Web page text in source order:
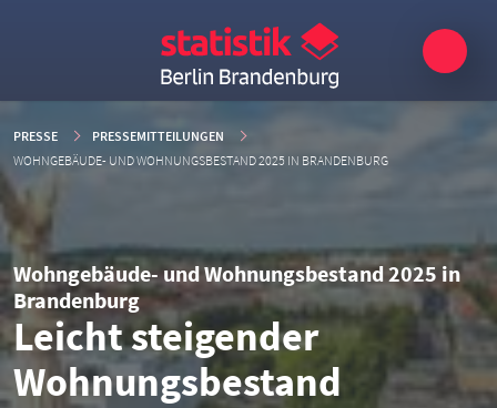
PRESSE
PRESSEMITTEILUNGEN
WOHNGEBÄUDE- UND WOHNUNGSBESTAND 2025 IN BRANDENBURG
Wohngebäude- und Wohnungsbestand 2025 in
Brandenburg
Leicht steigender
Wohnungsbestand